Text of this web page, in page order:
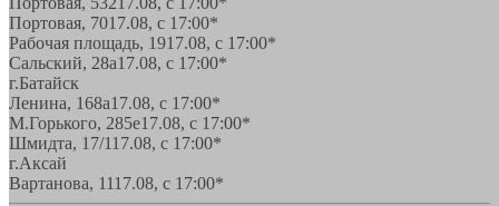
Портовая, 7017.08, с 17:00*
Рабочая площадь, 1917.08, с 17:00*
Сальский, 28a17.08, с 17:00*
г.Батайск
Ленина, 168а17.08, с 17:00*
М.Горького, 285е17.08, с 17:00*
Шмидта, 17/117.08, с 17:00*
г.Аксай
Вартанова, 1117.08, с 17:00*